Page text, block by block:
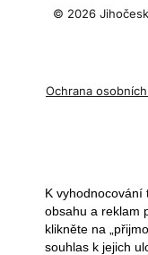
© 2026
Ochrana
K vyhodnocování
obsahu a reklam
klikněte na
souhlas k jejich